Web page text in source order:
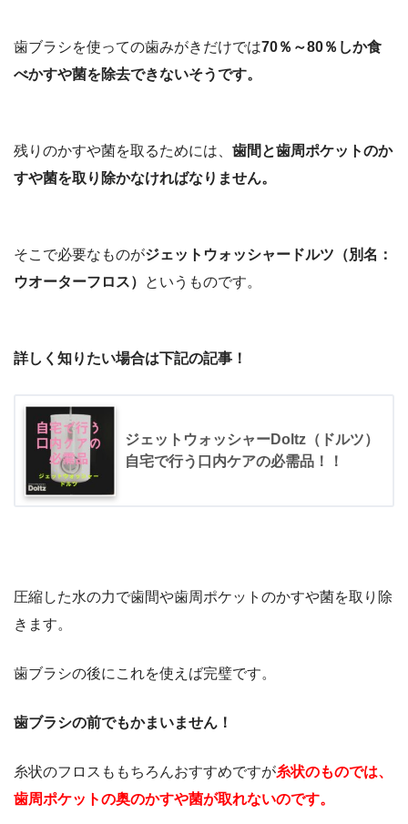
歯ブラシを使っての歯みがきだけでは70％～80％しか食
べかすや菌を除去できないそうです。
残りのかすや菌を取るためには、 歯間と歯周ポケットのか
すや菌を取り除かなければなりません。
そこで必要なものがジェットウォッシャードルツ（別名：
ウオーターフロス）
というものです。
詳しく知りたい場合は下記の記事！
ジェットウォッシャーDoltz（ドルツ）
自宅で行う口内ケアの必需品！！
圧縮した水の力で歯間や歯周ポケットのかすや菌を取り除
きます。
歯ブラシの後にこれを使えば完璧です。
歯ブラシの前でもかまいません！
糸状のフロスももちろんおすすめですが糸状のものでは、
歯周ポケットの奥のかすや菌が取れないのです。